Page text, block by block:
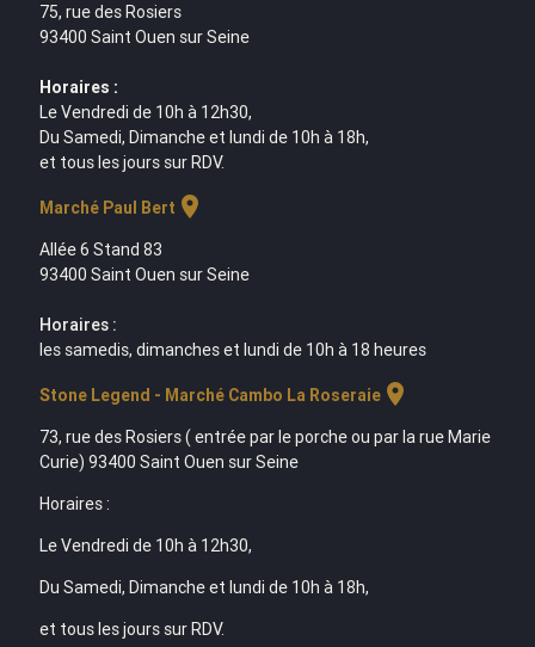
75, rue des Rosiers
93400 Saint Ouen sur Seine
Horaires :
Le Vendredi de 10h à 12h30,
Du Samedi, Dimanche et lundi de 10h à 18h,
et tous les jours sur RDV.
Marché Paul Bert location_on
Allée 6 Stand 83
93400 Saint Ouen sur Seine
Horaires :
les samedis, dimanches et lundi de 10h à 18 heures
Stone Legend - Marché Cambo La Roseraielocation_on
73, rue des Rosiers ( entrée par le porche ou par la rue Marie
Curie) 93400 Saint Ouen sur Seine
Horaires :
Le Vendredi de 10h à 12h30,
Du Samedi, Dimanche et lundi de 10h à 18h,
et tous les jours sur RDV.